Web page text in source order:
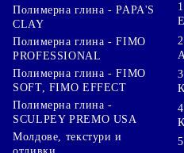
Полимерна глина - PAPA'S
CLAY
Полимерна глина - FIMO
PROFESSIONAL
Полимерна глина - FIMO
SOFT, FIMO EFFECT
Полимерна глина -
SCULPEY PREMO USA
Молдове, текстури и